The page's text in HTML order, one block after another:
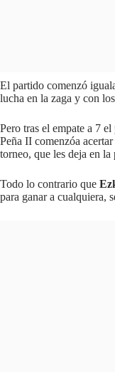
El partido comenzó
lucha en la zaga y con
Pero tras el empate a 7
Peña II comenzóa
torneo, que les deja en la
Todo lo contrario que
para ganar a cualquiera,